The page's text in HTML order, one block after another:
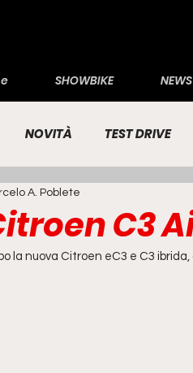
SHOWBIKE NEWS
NOVITÀ TEST DRIVE
MOTO
C3
A. Poblete
la nuova Citroen eC3 e C3